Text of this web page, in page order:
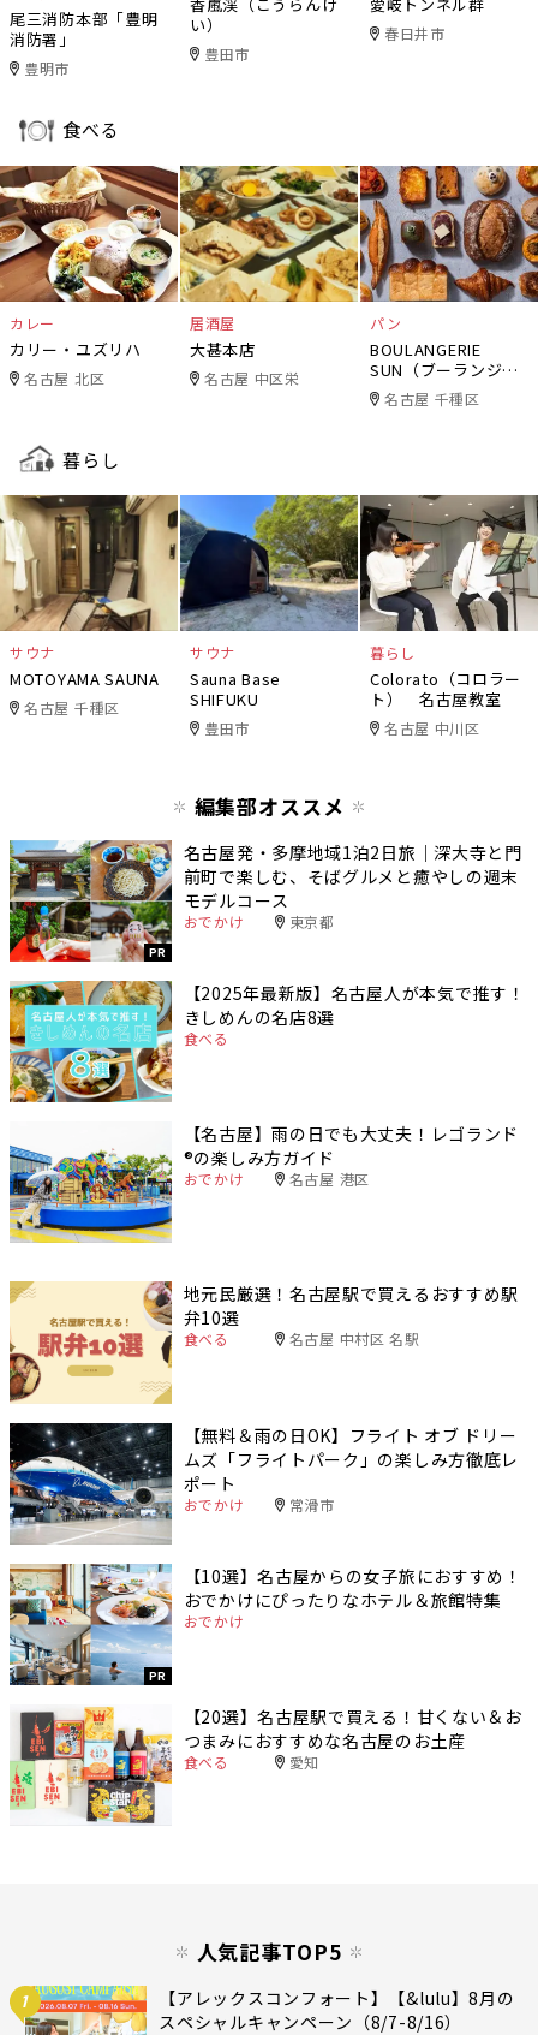
尾三消防本部「豊明
消防署」
豊明市
い）
豊田市
春日井市
食べる
カレー
カリー・ユズリハ
名古屋 北区
居酒屋
大甚本店
名古屋 中区栄
パン
BOULANGERIE
SUN（ブーランジェ
リー・サン）
名古屋 千種区
暮らし
サウナ
MOTOYAMA SAUNA
名古屋 千種区
サウナ
Sauna Base
SHIFUKU
豊田市
暮らし
Colorato（コロラー
ト） 名古屋教室
名古屋 中川区
編集部オススメ
PR
名古屋発・多摩地域1泊2日旅｜深大寺と門
前町で楽しむ、そばグルメと癒やしの週末
モデルコース
おでかけ 東京都
【2025年最新版】名古屋人が本気で推す！
きしめんの名店8選
食べる
【名古屋】雨の日でも大丈夫！レゴランド
®️の楽しみ方ガイド
おでかけ 名古屋 港区
地元民厳選！名古屋駅で買えるおすすめ駅
弁10選
食べる 名古屋 中村区 名駅
【無料＆雨の日OK】フライト オブ ドリー
ムズ「フライトパーク」の楽しみ方徹底レ
ポート
おでかけ 常滑市
PR
【10選】名古屋からの女子旅におすすめ！
おでかけにぴったりなホテル＆旅館特集
おでかけ
【20選】名古屋駅で買える！甘くない＆お
つまみにおすすめな名古屋のお土産
食べる 愛知
人気記事TOP5
1
【アレックスコンフォート】【&lulu】8月の
スペシャルキャンペーン（8/7-8/16）